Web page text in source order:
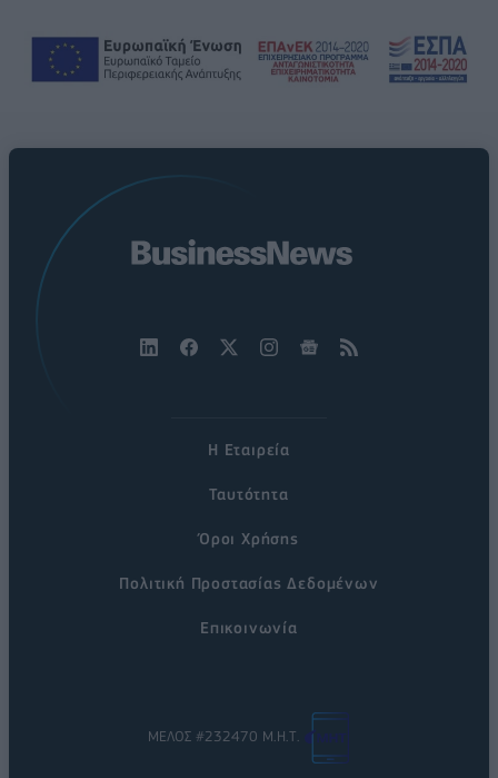
Η Εταιρεία
Ταυτότητα
Όροι Χρήσης
Πολιτική Προστασίας Δεδομένων
Επικοινωνία
ΜΕΛΟΣ #232470 Μ.Η.Τ.